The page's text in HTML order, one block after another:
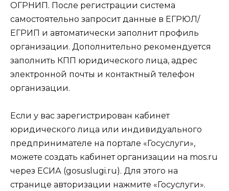
ОГРНИП. После регистрации система
самостоятельно запросит данные в ЕГРЮЛ/
ЕГРИП и автоматически заполнит профиль
организации. Дополнительно рекомендуется
заполнить КПП юридического лица, адрес
электронной почты и контактный телефон
организации.
Если у вас зарегистрирован кабинет
юридического лица или индивидуального
предпринимателе на портале «Госуслуги»,
можете создать кабинет организации на mos.ru
через ЕСИА (gosuslugi.ru). Для этого на
странице авторизации нажмите «Госуслуги».